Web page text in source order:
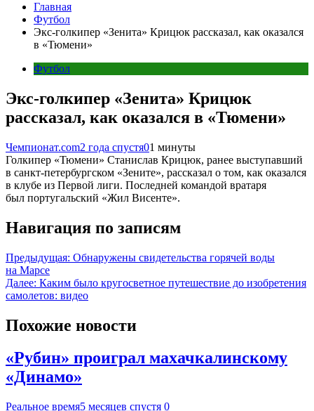
Главная
Футбол
Экс-голкипер «Зенита» Крицюк рассказал, как оказался
в «Тюмени»
Футбол
Экс-голкипер «Зенита» Крицюк
рассказал, как оказался в «Тюмени»
Чемпионат.com2 года спустя01 минуты
Голкипер «Тюмени» Станислав Крицюк, ранее выступавший
в санкт-петербургском «Зените», рассказал о том, как оказался
в клубе из Первой лиги. Последней командой вратаря
был португальский «Жил Висенте».
Навигация по записям
Предыдущая: Обнаружены свидетельства горячей воды
на Марсе
Далее: Каким было кругосветное путешествие до изобретения
самолетов: видео
Похожие новости
«Рубин» проиграл махачкалинскому
«Динамо»
Реальное время5 месяцев спустя 0